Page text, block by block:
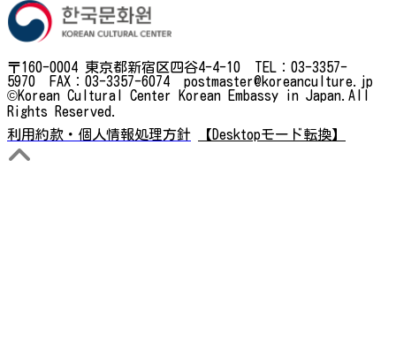
〒160-0004 東京都新宿区四谷4-4-10 TEL：03-3357-
5970 FAX：03-3357-6074 postmaster@koreanculture.jp
©Korean Cultural Center Korean Embassy in Japan.All
Rights Reserved.
利用約款・個人情報処理方針
【Desktopモード転換】